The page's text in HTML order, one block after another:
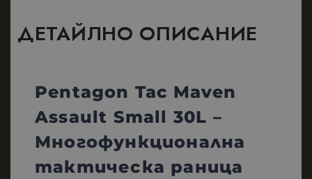
ДЕТАЙЛНО ОПИСАНИЕ
Pentagon Tac Maven
Assault Small 30L –
Многофункционална
тактическа раница